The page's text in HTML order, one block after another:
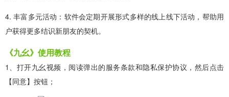
4. 丰富多元活动：软件会定期开展形式多样的线上线下活动，帮助用
户获得更多结识新朋友的契机。
《九幺》使用教程
1、打开九幺视频，阅读弹出的服务条款和隐私保护协议，然后点击
【同意】按钮；